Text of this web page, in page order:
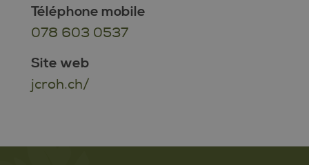
Téléphone mobile
078 603 0537
Site web
jcroh.ch/